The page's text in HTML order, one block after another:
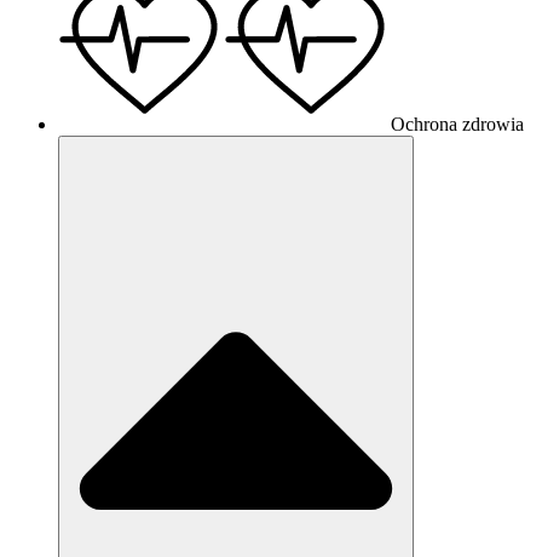
Ochrona zdrowia